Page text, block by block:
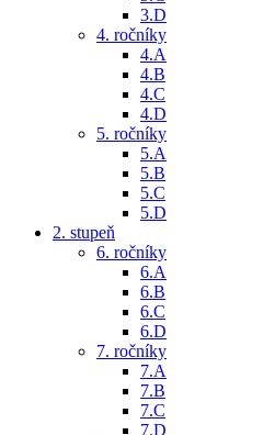
3.D
4. ročníky
4.A
4.B
4.C
4.D
5. ročníky
5.A
5.B
5.C
5.D
2. stupeň
6. ročníky
6.A
6.B
6.C
6.D
7. ročníky
7.A
7.B
7.C
7.D